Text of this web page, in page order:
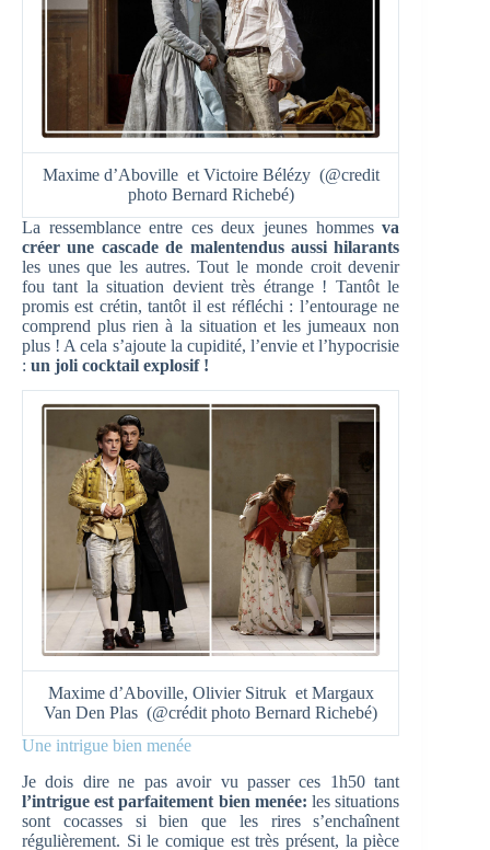
Maxime d’Aboville et Victoire Bélézy (@credit
photo Bernard Richebé)
La ressemblance entre ces deux jeunes hommesva
créer une cascade de malentendus aussi hilarants
les unes que les autres. Tout le monde croit devenir
fou tant la situation devient très étrange ! Tantôt le
promis est crétin, tantôt il est réfléchi : l’entourage ne
comprend plus rien à la situation et les jumeaux non
plus ! A cela s’ajoute la cupidité, l’envie et l’hypocrisie
: un joli cocktail explosif !
Maxime d’Aboville, Olivier Sitruk et Margaux
Van Den Plas (@crédit photo Bernard Richebé)
Une intrigue bien menée
Je dois dire ne pas avoir vu passer ces 1h50 tant
l’intrigue est parfaitement bien menée: les situations
sont cocasses si bien que les rires s’enchaînent
régulièrement. Si le comique est très présent, la pièce